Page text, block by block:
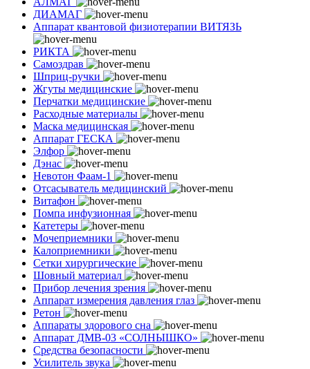
ДИАМАГ
Аппарат квантовой физиотерапии ВИТЯЗЬ
РИКТА
Самоздрав
Шприц-ручки
Жгуты медицинские
Перчатки медицинские
Расходные материалы
Маска медицинская
Аппарат ГЕСКА
Элфор
Дэнас
Невотон Фаам-1
Отсасыватель медицинский
Витафон
Помпа инфузионная
Катетеры
Мочеприемники
Калоприемники
Сетки хирургические
Шовный материал
Прибор лечения зрения
Аппарат измерения давления глаз
Ретон
Аппараты здорового сна
Аппарат ДМВ-03 «СОЛНЫШКО»
Средства безопасности
Усилитель звука